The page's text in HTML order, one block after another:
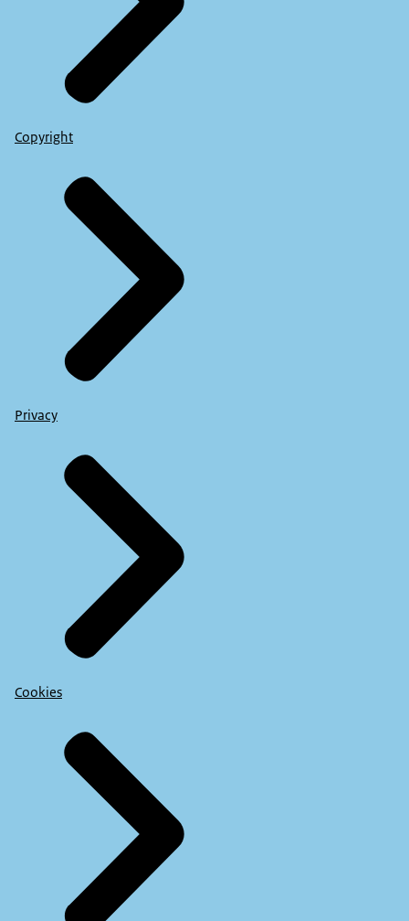
Copyright
Privacy
Cookies